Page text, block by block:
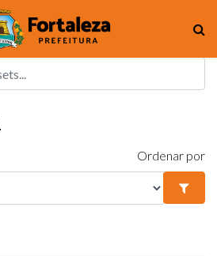
Ordenar por